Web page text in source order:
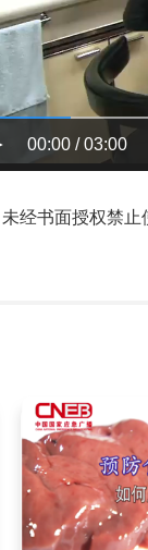
00:00 / 03:00
经书面授权禁